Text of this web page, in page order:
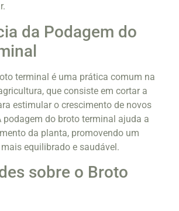
da Podagem do
terminal é uma prática comum na
que consiste em cortar a
estimular o crescimento de novos
podagem do broto terminal ajuda a
da planta, promovendo um
equilibrado e saudável.
sobre o Broto